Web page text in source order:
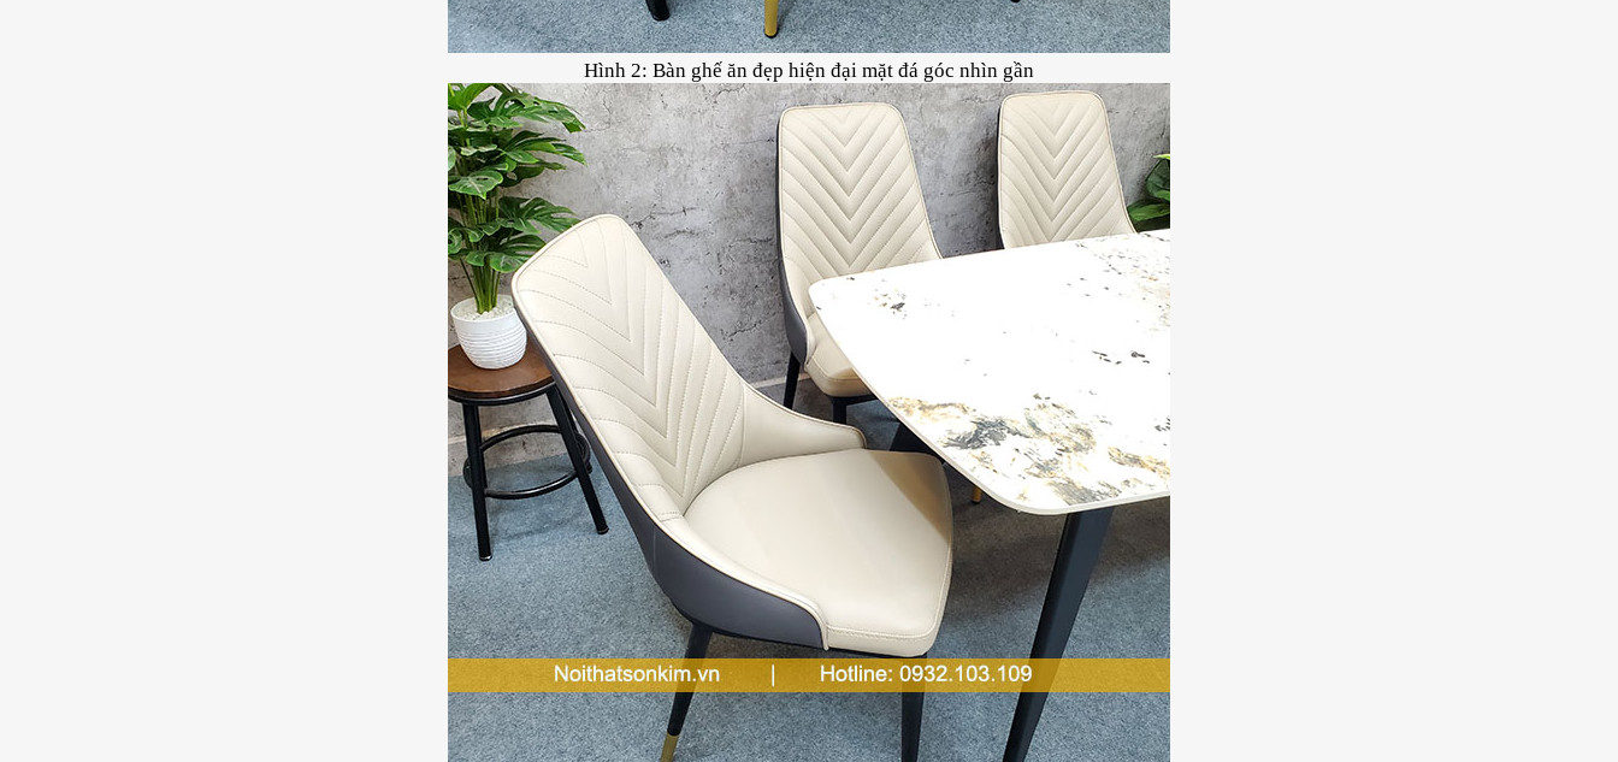
Hình 2: Bàn ghế ăn đẹp hiện đại mặt đá góc nhìn gần